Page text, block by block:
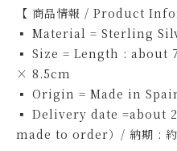
【 商品情報 / Product
▪ Material = Sterling
▪ Size = Length : about
× 8.5cm
▪ Origin = Made in
▪ Delivery date =about
made to order）/ 納期 : 約